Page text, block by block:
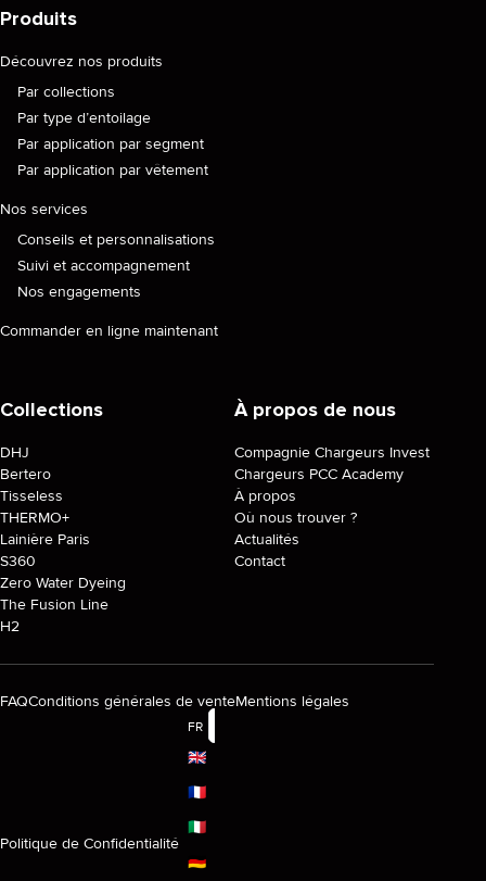
Produits
Découvrez nos produits
Par collections
Par type d’entoilage
Par application par segment
Par application par vêtement
Nos services
Conseils et personnalisations
Suivi et accompagnement
Nos engagements
Commander en ligne maintenant
Collections
DHJ
Bertero
Tisseless
THERMO+
Lainière Paris
S360
Zero Water Dyeing
The Fusion Line
H2
À propos de nous
Compagnie Chargeurs Invest
Chargeurs PCC Academy
À propos
Où nous trouver ?
Actualités
Contact
FAQConditions générales de venteMentions légales
Politique de Confidentialité
FR
🇬🇧
🇫🇷
🇮🇹
🇩🇪